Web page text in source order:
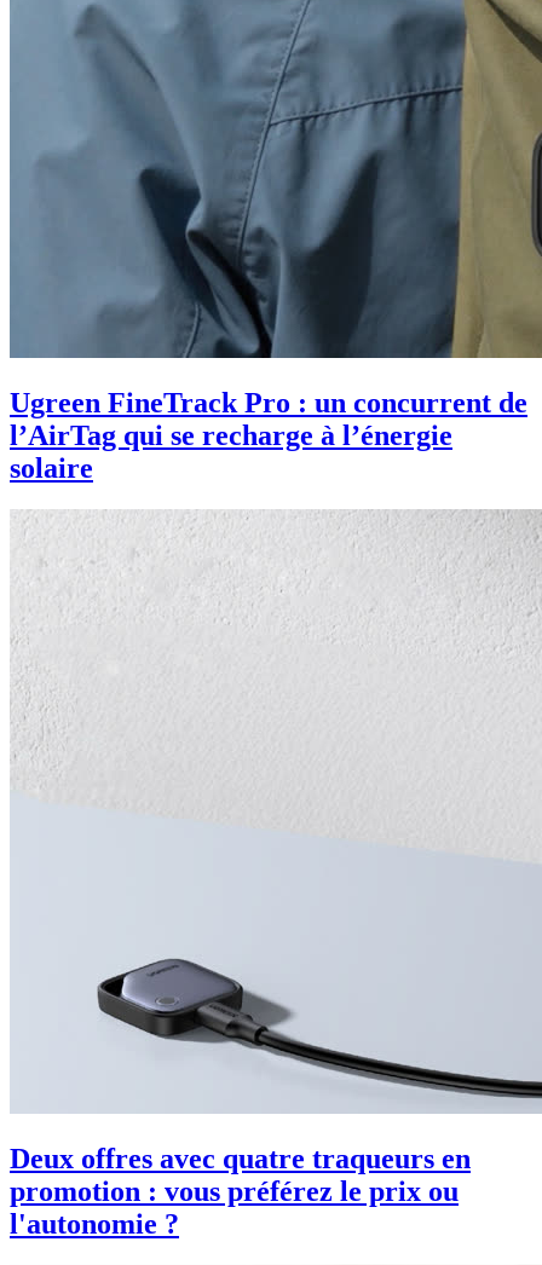
Ugreen FineTrack Pro : un concurrent de
l’AirTag qui se recharge à l’énergie
solaire
Deux offres avec quatre traqueurs en
promotion : vous préférez le prix ou
l'autonomie ?